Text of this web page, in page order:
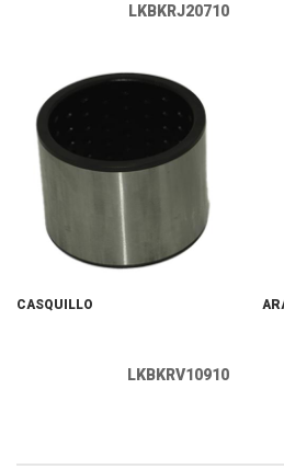
LKBKRJ20710
CASQUILLO
LKBKRV10910